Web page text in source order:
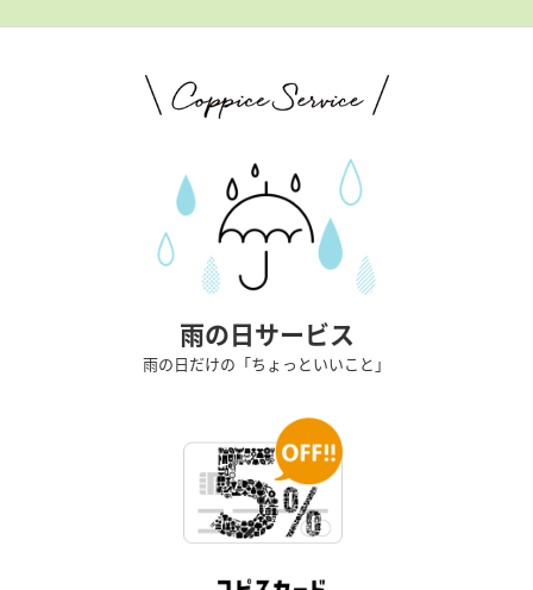
雨の日サービス
雨の日だけの「ちょっといいこと」